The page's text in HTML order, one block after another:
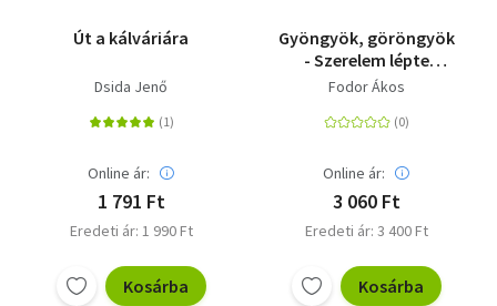
Út a kálváriára
Dsida Jenő
Online ár:
1 791 Ft
Eredeti ár: 1 990 Ft
Kosárba
Gyöngyök, göröngyök
- Szerelem lépte
nyomában
Fodor Ákos
Online ár:
3 060 Ft
Eredeti ár: 3 400 Ft
Kosárba